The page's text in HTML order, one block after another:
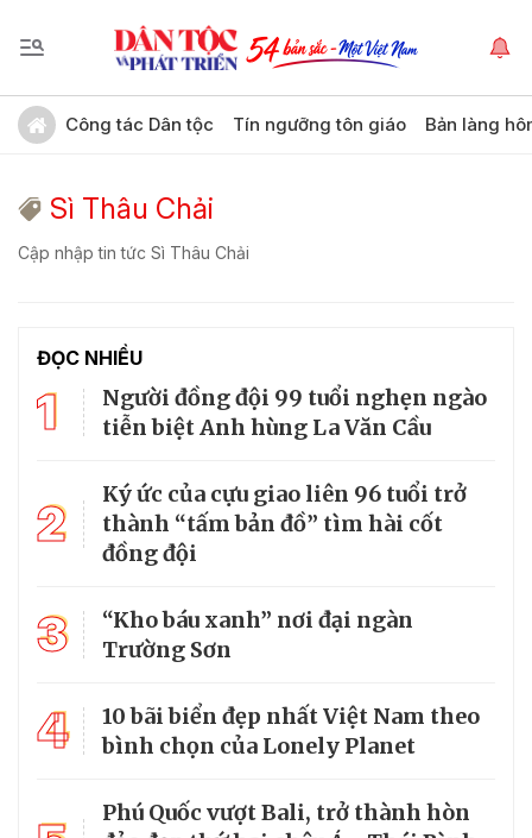
Công tác Dân tộc Tín ngưỡng tôn giáo Bản làng
Sì Thâu Chải
Cập nhập tin tức Sì Thâu Chải
ĐỌC NHIỀU
1
Người đồng đội 99 tuổi nghẹn ngào
tiễn biệt Anh hùng La Văn Cầu
2
Ký ức của cựu giao liên 96 tuổi trở
thành “tấm bản đồ” tìm hài cốt
đồng đội
3
“Kho báu xanh” nơi đại ngàn
Trường Sơn
4
10 bãi biển đẹp nhất Việt Nam theo
bình chọn của Lonely Planet
Phú Quốc vượt Bali, trở thành hòn